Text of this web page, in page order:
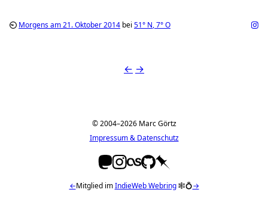
Morgens am 21. Oktober 2014 bei 51° N,7°O
← →
© 2004–2026 Marc Görtz
Impressum & Datenschutz
←Mitglied imIndieWeb Webring🕸💍→